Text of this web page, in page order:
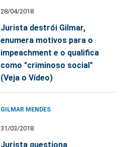
28/04/2018
Jurista destrói Gilmar,
enumera motivos para o
impeachment e o qualifica
como "criminoso social"
(Veja o Vídeo)
GILMAR MENDES
31/03/2018
Jurista questiona